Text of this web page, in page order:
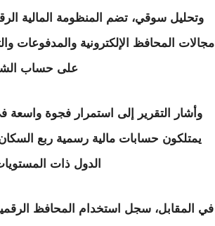
مجالات المحافظ الإلكترونية والمدفوعات
على حساب
وأشار التقرير إلى استمرار فجوة واسعة
يمتلكون حسابات مالية رسمية ربع
الدول ذات
في المقابل، سجل استخدام المحافظ